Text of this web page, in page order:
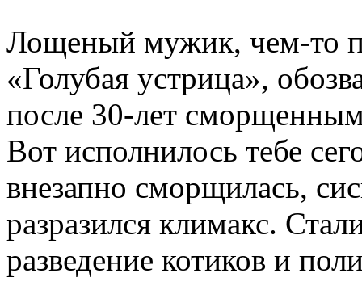
Лощеный мужик, чем-то
«Голубая устрица»,
после 30-лет
Вот исполнилось тебе
внезапно сморщилась,
разразился климакс.
разведение котиков и